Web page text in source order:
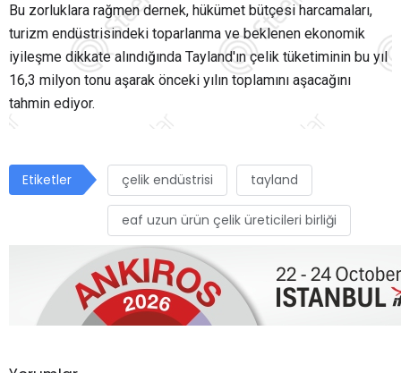
Bu zorluklara rağmen dernek, hükümet bütçesi harcamaları,
turizm endüstrisindeki toparlanma ve beklenen ekonomik
iyileşme dikkate alındığında Tayland'ın çelik tüketiminin bu yıl
16,3 milyon tonu aşarak önceki yılın toplamını aşacağını
tahmin ediyor.
Etiketler çelik endüstrisi tayland
eaf uzun ürün çelik üreticileri birliği